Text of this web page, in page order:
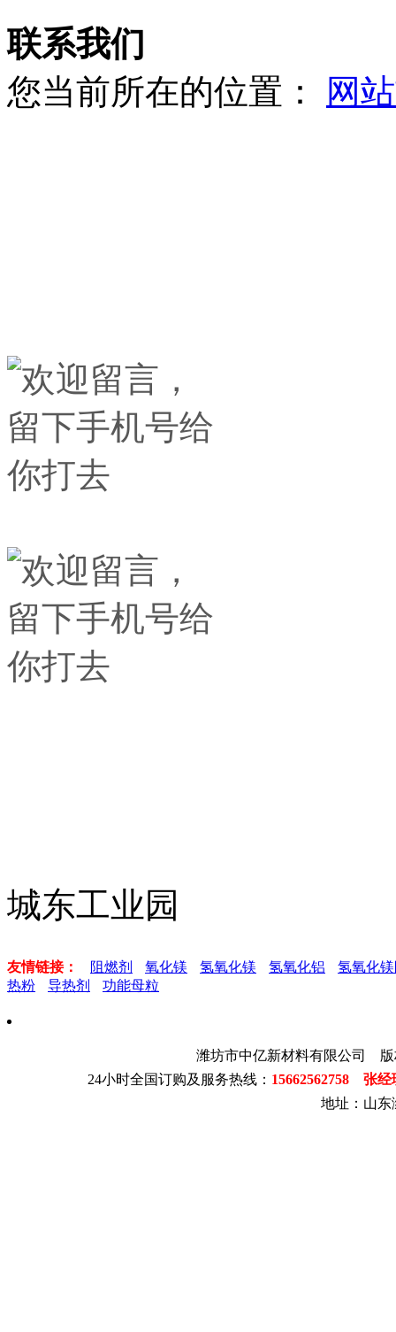
联系我们
您当前所在的位置：
网
城东工业园
友情链接： 阻燃剂 氧化镁 氢氧化镁 氢氧化铝
氢氧化
热粉
导热剂 功能母粒
潍坊市中亿新材料有限公司
24小时全国订购及服务热线： 15662562758 张
地址：山东